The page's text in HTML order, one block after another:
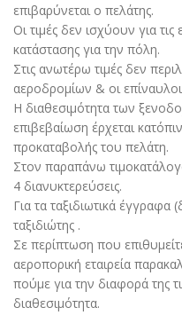
επιβαρύνεται ο πελάτης.
Οι τιμές δεν ισχύουν για τις
κατάστασης για την πόλη.
Στις ανωτέρω τιμές δεν
αεροδρομίων & οι
Η διαθεσιμότητα των
επιβεβαίωση έρχεται
προκαταβολής του πελάτη.
Στον παραπάνω
4 διανυκτερεύσεις.
Για τα ταξιδιωτικά έγγραφα
ταξιδιώτης .
Σε περίπτωση που
αεροπορική εταιρεία
πούμε για την διαφορά της
διαθεσιμότητα.